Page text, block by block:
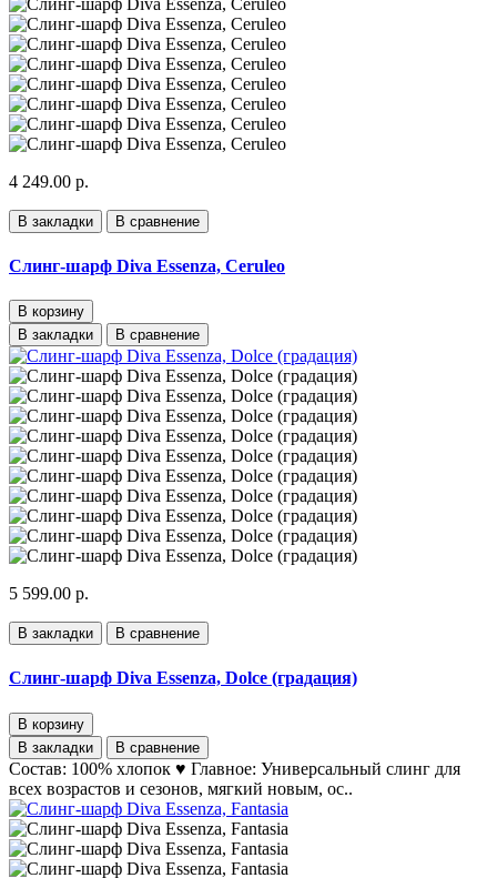
4 249.00 р.
В закладки В сравнение
Слинг-шарф Diva Essenza, Ceruleo
В корзину
В закладки
В сравнение
5 599.00 р.
В закладки В сравнение
Слинг-шарф Diva Essenza, Dolce (градация)
В корзину
В закладки
В сравнение
Состав: 100% хлопок ♥ Главное: Универсальный слинг для
всех возрастов и сезонов, мягкий новым, ос..